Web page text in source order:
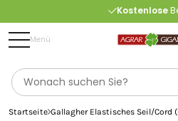
Kostenlose
ab 175 € (in
Menü
Startseite Gallagher Elastisches Seil/Cord